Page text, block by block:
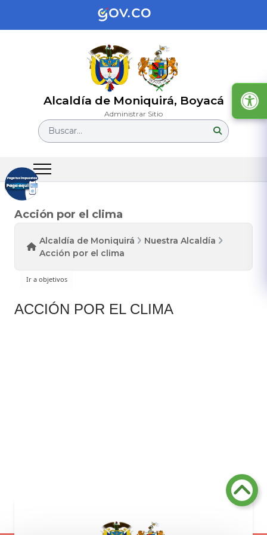
Alcaldía de Moniquirá, Boyacá
Administrar Sitio
Buscar...
Acción por el clima
Alcaldía de Moniquirá
Nuestra Alcaldía
Acción por el clima
ACCIÓN POR EL CLIMA